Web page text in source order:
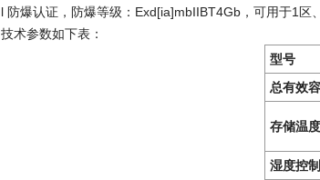
l 防爆认证，防爆等级：Exd[ia]mbIIBT4Gb，可用于1区
技术参数如下表：
型号
总有效
存储温
湿度控制